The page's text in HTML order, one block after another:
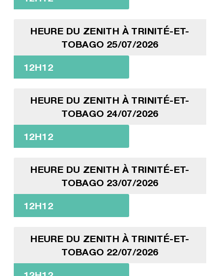
HEURE DU ZENITH À TRINITÉ-ET-
TOBAGO 25/07/2026
12H12
HEURE DU ZENITH À TRINITÉ-ET-
TOBAGO 24/07/2026
12H12
HEURE DU ZENITH À TRINITÉ-ET-
TOBAGO 23/07/2026
12H12
HEURE DU ZENITH À TRINITÉ-ET-
TOBAGO 22/07/2026